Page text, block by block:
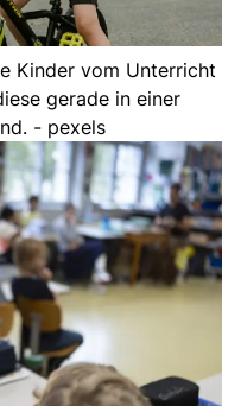
Kinder vom Unterricht
gerade in einer
- pexels